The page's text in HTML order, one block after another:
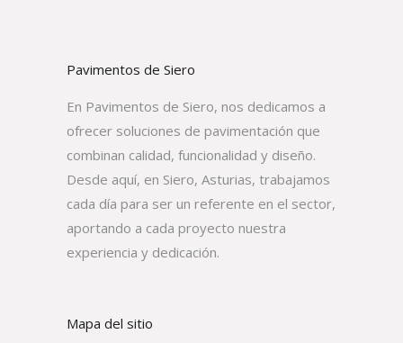
Pavimentos de Siero
En Pavimentos de Siero, nos dedicamos a
ofrecer soluciones de pavimentación que
combinan calidad, funcionalidad y diseño.
Desde aquí, en Siero, Asturias, trabajamos
cada día para ser un referente en el sector,
aportando a cada proyecto nuestra
experiencia y dedicación.
Mapa del sitio